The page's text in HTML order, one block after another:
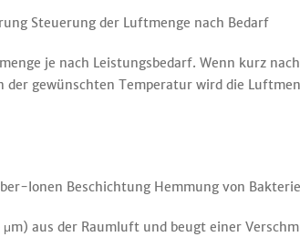
Steuerung der Luftmenge nach Bedarf
je nach Leistungsbedarf. Wenn kurz
der gewünschten Temperatur wird die
Ionen Beschichtung Hemmung von
aus der Raumluft und beugt einer